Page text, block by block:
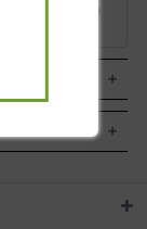
zu diesem